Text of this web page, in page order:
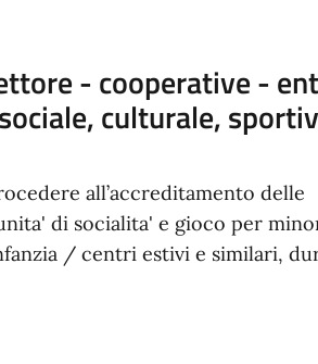
- cooperative -
culturale,
all’accreditamento delle
di socialita' e gioco per
/ centri estivi e similari,